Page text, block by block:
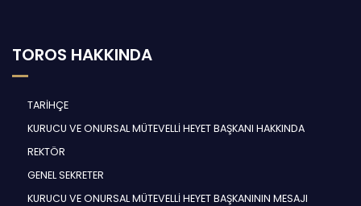
TOROS HAKKINDA
TARİHÇE
KURUCU VE ONURSAL MÜTEVELLİ HEYET BAŞKANI HAKKINDA
REKTÖR
GENEL SEKRETER
KURUCU VE ONURSAL MÜTEVELLİ HEYET BAŞKANININ MESAJI